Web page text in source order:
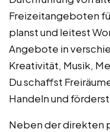
Freizeitangeboten
planst und leitest
Angebote in
Kreativität, Musik,
Du schaffst
Handeln und
Neben der direkten